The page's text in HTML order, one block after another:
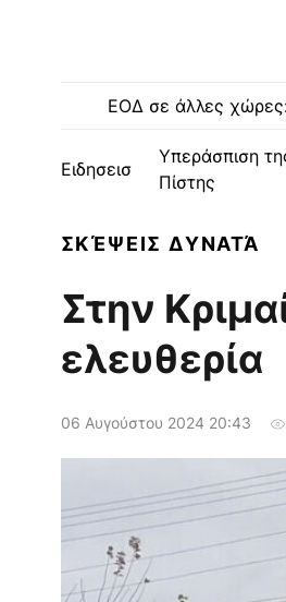
ΕΟΔ σε άλλες
Ειδησεισ
Υπεράσπιση
Πίστης
ΣΚΈΨΕΙΣ ΔΥΝΑΤΆ
Στην
ελευθερία
06 Αυγούστου 2024 20:43